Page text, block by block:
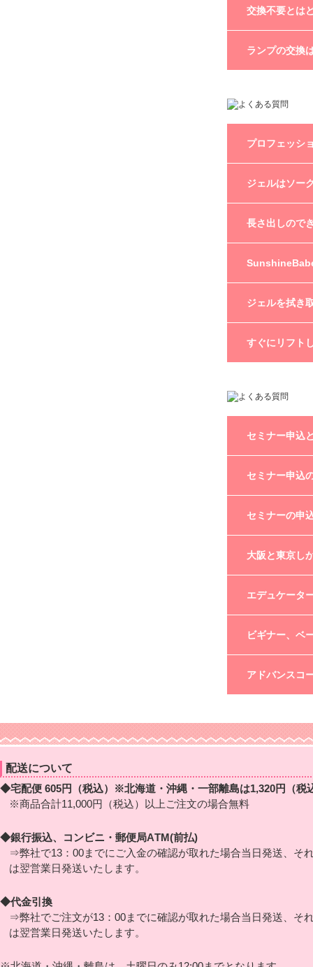
電圧がAC100V
また、日本
交換不要とは
CCFLは約
目安としまして
※寿命年数は使
ランプの交換
まずは弊社まで
プロフェッシ
SweetSunshine
SweetSunshine
[SC-16レッド
ジェルクリーナ
イル(8ml)／
ラシスタンド
ジェルはソー
SunshineBabe
長さ出しので
SunshineBabe
成分はほぼ同
ざいません。
ジェルを拭き
理由としては下
・ライトでしっ
すぐにリフト
・ネイルプレッ
・プレパレーシ
・爪の水分、油
・指先をよく使
・ライトでしっ
セミナー申込
セミナー申込
セミナー受講前
セミナー申込
セミナー申込
会場の都合上
ただし、セミナ
セミナーの申
ホームページ上
ましたらご予約
仮予約の時点
入金の確認のと
予約が確定と
大阪と東京し
弊社が直接開催
ご近所のエデュ
直接ご自身で
エデュケータ
本社セミナーと
申込時にエデュ
ビギナー、ベ
ビギナーコー
ビギナーコース
ベーシックコー
ベーシック・ア
アドバンスコ
順番にご受講し
配送について
◆宅配便 605円（税込）※北海道・沖縄・一部離島は1,320円（税
※商品合計11,000円（税込）以上ご注文の場合無料
◆銀行振込、コンビニ・郵便局ATM(前払)
⇒弊社で13：00までにご入金の確認が取れた場合当日発送、そ
は翌営業日発送いたします。
◆代金引換
⇒弊社でご注文が13：00までに確認が取れた場合当日発送、そ
は翌営業日発送いたします。